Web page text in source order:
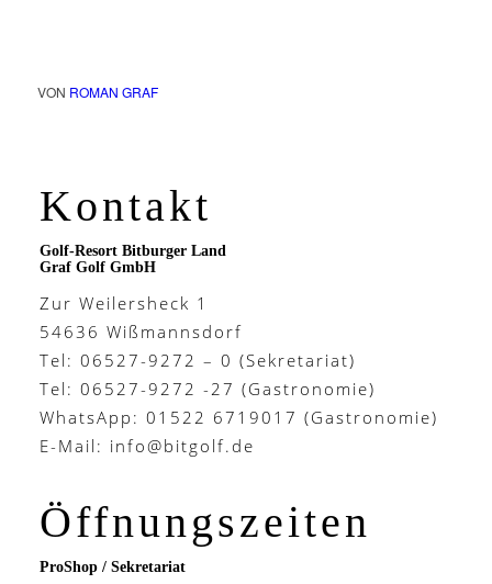
VON ROMAN GRAF
Kontakt
Golf-Resort Bitburger Land
Graf Golf GmbH
Zur Weilersheck 1
54636 Wißmannsdorf
Tel: 06527-9272 – 0 (Sekretariat)
Tel: 06527-9272 -27 (Gastronomie)
WhatsApp: 01522 6719017 (Gastronomie)
E-Mail: info@bitgolf.de
Öffnungszeiten
ProShop / Sekretariat